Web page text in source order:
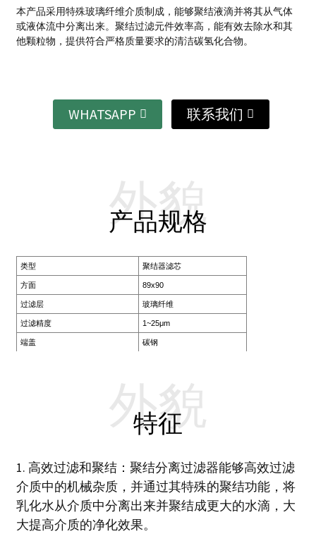
本产品采用特殊玻璃纤维介质制成，能够聚结液滴并将其从气体
或液体流中分离出来。 聚结过滤元件效率高，能有效去除水和其
他颗粒物，提供符合严格质量要求的清洁碳氢化合物。
WHATSAPP 联系我们
产品规格
外貌
类型 聚结器滤芯
方面 89x90
过滤层 玻璃纤维
过滤精度 1~25μm
端盖 碳钢
特征
外貌
1. 高效过滤和聚结：聚结分离过滤器能够高效过滤
介质中的机械杂质，并通过其特殊的聚结功能，将
乳化水从介质中分离出来并聚结成更大的水滴，大
大提高介质的净化效果。